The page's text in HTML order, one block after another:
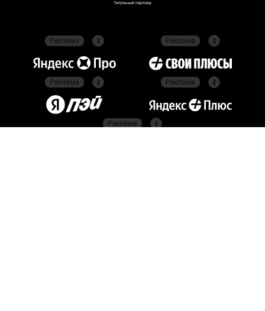
Титульный партнер
Реклама Реклама
Реклама Реклама
Реклама